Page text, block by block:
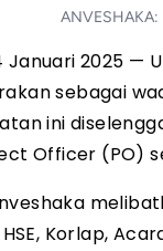
ANVESHAKA:
2025 —
sebagai
ini
Officer (PO)
Korlap,